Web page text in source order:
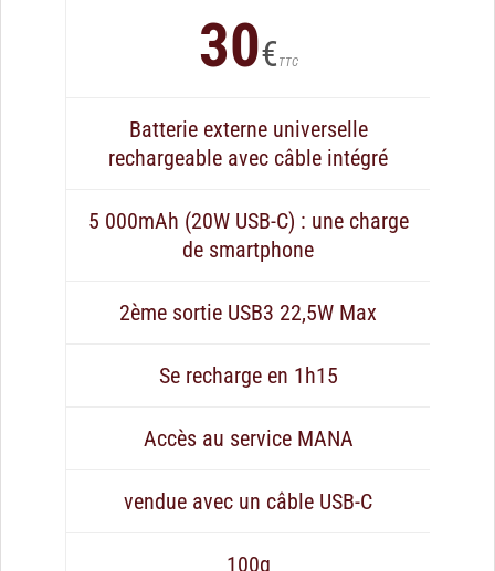
30€ TTC
Batterie externe universelle
rechargeable avec câble intégré
5 000mAh (20W USB-C) : une charge
de smartphone
2ème sortie USB3 22,5W Max
Se recharge en 1h15
Accès au service MANA
vendue avec un câble USB-C
100g